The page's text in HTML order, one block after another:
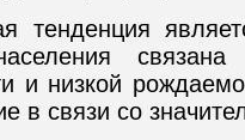
тенденция
и низкой
в связи со